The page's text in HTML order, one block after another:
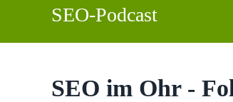
SEO-Podcast
SEO im Ohr -